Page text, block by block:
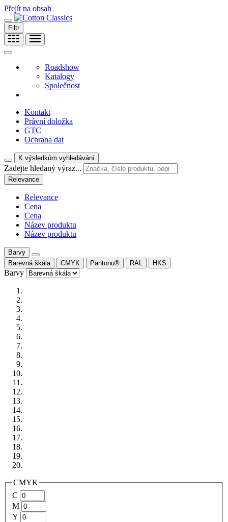
Přejít na obsah
Filtr
Roadshow
Katalogy
Společnost
Kontakt
Právní doložka
GTC
Ochrana dat
K výsledkům vyhledávání
Zadejte hledaný výraz...
Relevance
Relevance
Cena
Cena
Název produktu
Název produktu
Barvy
Barevná škála
CMYK Pantonu® RAL HKS
Barvy
CMYK
C
M
Y